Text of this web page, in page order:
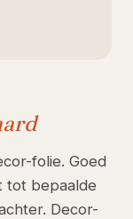
folie. Goed
tot bepaalde
Decor-